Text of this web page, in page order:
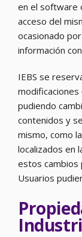
en el software
acceso del
ocasionado
información
IEBS se
pudiendo
contenidos y
mismo, como
localizados en
estos cambios
Usuarios